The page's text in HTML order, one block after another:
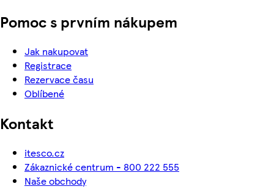
Pomoc s prvním nákupem
Jak nakupovat
Registrace
Rezervace času
Oblíbené
Kontakt
itesco.cz
Zákaznické centrum - 800 222 555
Naše obchody